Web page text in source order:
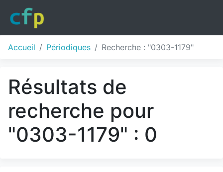
Accueil Périodiques Recherche : "0303-1179"
Résultats de
recherche pour
"0303-1179" : 0